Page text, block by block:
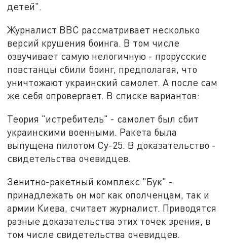
детей".
Журналист BBC рассматривает несколько
версий крушения боинга. В том числе
озвучивает самую нелогичную - прорусские
повстанцы сбили боинг, предполагая, что
уничтожают украинский самолет. А после сам
же себя опровергает. В списке вариантов:
Теория "истребитель" - самолет был сбит
украинскими военными. Ракета была
выпущена пилотом Су-25. В доказательство -
свидетельства очевидцев.
Зенитно-ракетный комплекс "Бук" -
принадлежать он мог как ополченцам, так и
армии Киева, считает журналист. Приводятся
разные доказательства этих точек зрения, в
том числе свидетельства очевидцев.